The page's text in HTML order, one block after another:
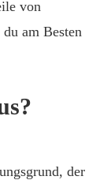
von
am Besten
der